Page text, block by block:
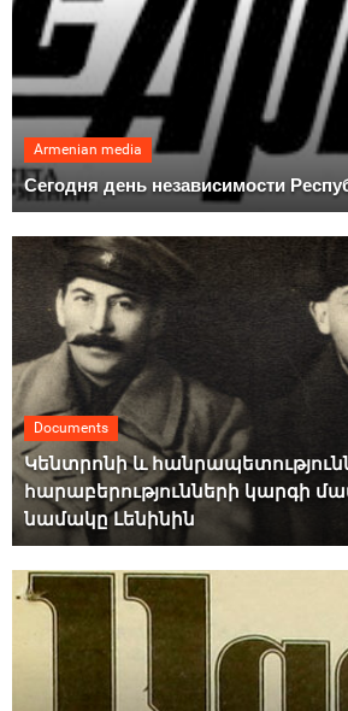
Armenian media
Сегодня день независимости
Documents
Կենտրոնի և
հարաբերությունների կարգի
նամակը Լենինին